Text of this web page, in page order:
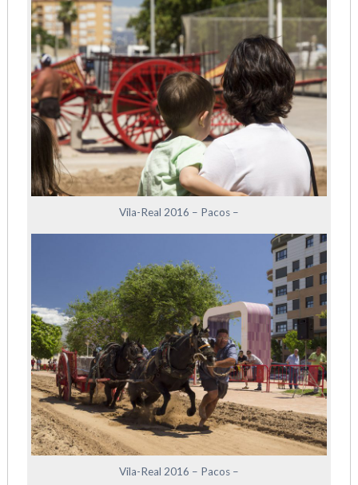
Vila-Real 2016 – Pacos –
Vila-Real 2016 – Pacos –